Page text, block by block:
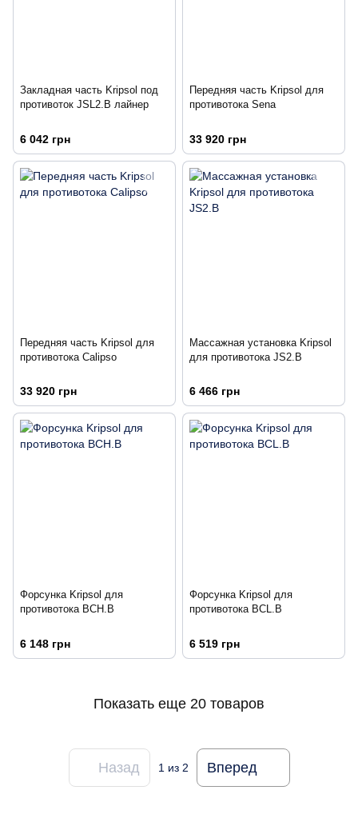
Закладная часть Kripsol под
противоток JSL2.B лайнер
6 042 грн
Передняя часть Kripsol для
противотока Sena
33 920 грн
Передняя часть Kripsol для
противотока Calipso
33 920 грн
Массажная установка Kripsol
для противотока JS2.B
6 466 грн
Форсунка Kripsol для
противотока BCH.B
6 148 грн
Форсунка Kripsol для
противотока BCL.B
6 519 грн
Показать еще 20 товаров
Назад 1 из 2 Вперед